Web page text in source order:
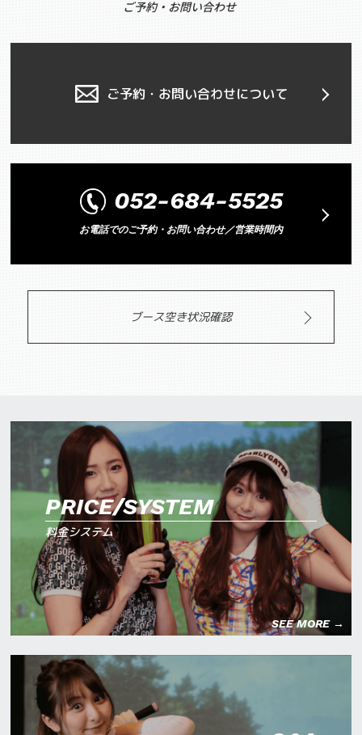
ご予約・お問い合わせ
ご予約・お問い合わせについて
052-684-5525
お電話でのご予約・お問い合わせ／営業時間内
ブース空き状況確認
PRICE/SYSTEM
料金システム
SEE MORE →